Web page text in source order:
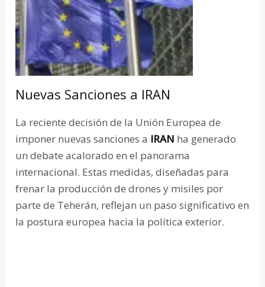
Nuevas Sanciones a IRAN
La reciente decisión de la Unión Europea de
imponer nuevas sanciones a IRAN ha generado
un debate acalorado en el panorama
internacional. Estas medidas, diseñadas para
frenar la producción de drones y misiles por
parte de Teherán, reflejan un paso significativo en
la postura europea hacia la política exterior.